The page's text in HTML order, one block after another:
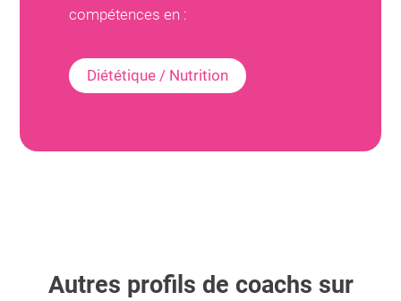
compétences en :
Diététique / Nutrition
Autres profils de coachs sur